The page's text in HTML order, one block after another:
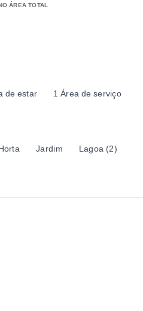
ÁREA TOTAL
de estar 1 Área de serviço
Jardim Lagoa (2)